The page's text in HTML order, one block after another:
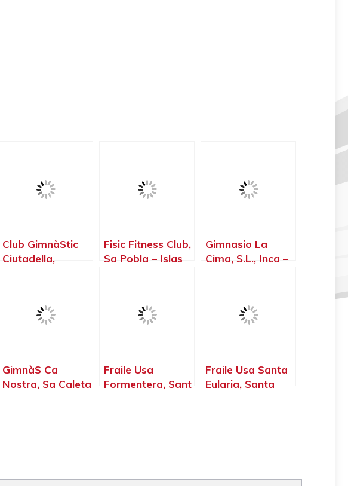
Club GimnàStic
Ciutadella,
Fisic Fitness Club,
Sa Pobla – Islas
Gimnasio La
Cima, S.L., Inca –
GimnàS Ca
Nostra, Sa Caleta
Fraile Usa
Formentera, Sant
Fraile Usa Santa
Eularia, Santa